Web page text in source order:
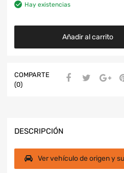
Hay existencias
Añadir al carrito
COMPARTE
(0)
DESCRIPCIÓN
Ver vehículo de origen y